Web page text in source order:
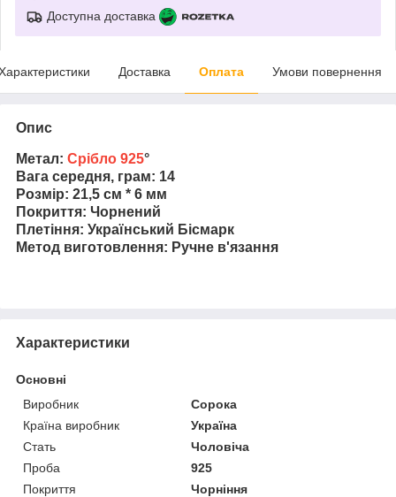
Доступна доставка
Доставка Оплата Умови повернення
Опис
Метал: Срібло 925°
Вага середня, грам: 14
Розмір: 21,5 см * 6 мм
Покриття: Чорнений
Плетіння: Український Бісмарк
Метод виготовлення: Ручне в'язання
Характеристики
Основні
Виробник
Сорока
Країна виробник
Україна
Стать
Чоловіча
Проба
925
Покриття
Чорніння